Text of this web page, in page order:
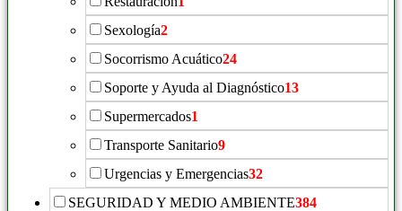
Sexología2
Socorrismo Acuático24
Soporte y Ayuda al Diagnóstico13
Supermercados1
Transporte Sanitario9
Urgencias y Emergencias32
SEGURIDAD Y MEDIO AMBIENTE384